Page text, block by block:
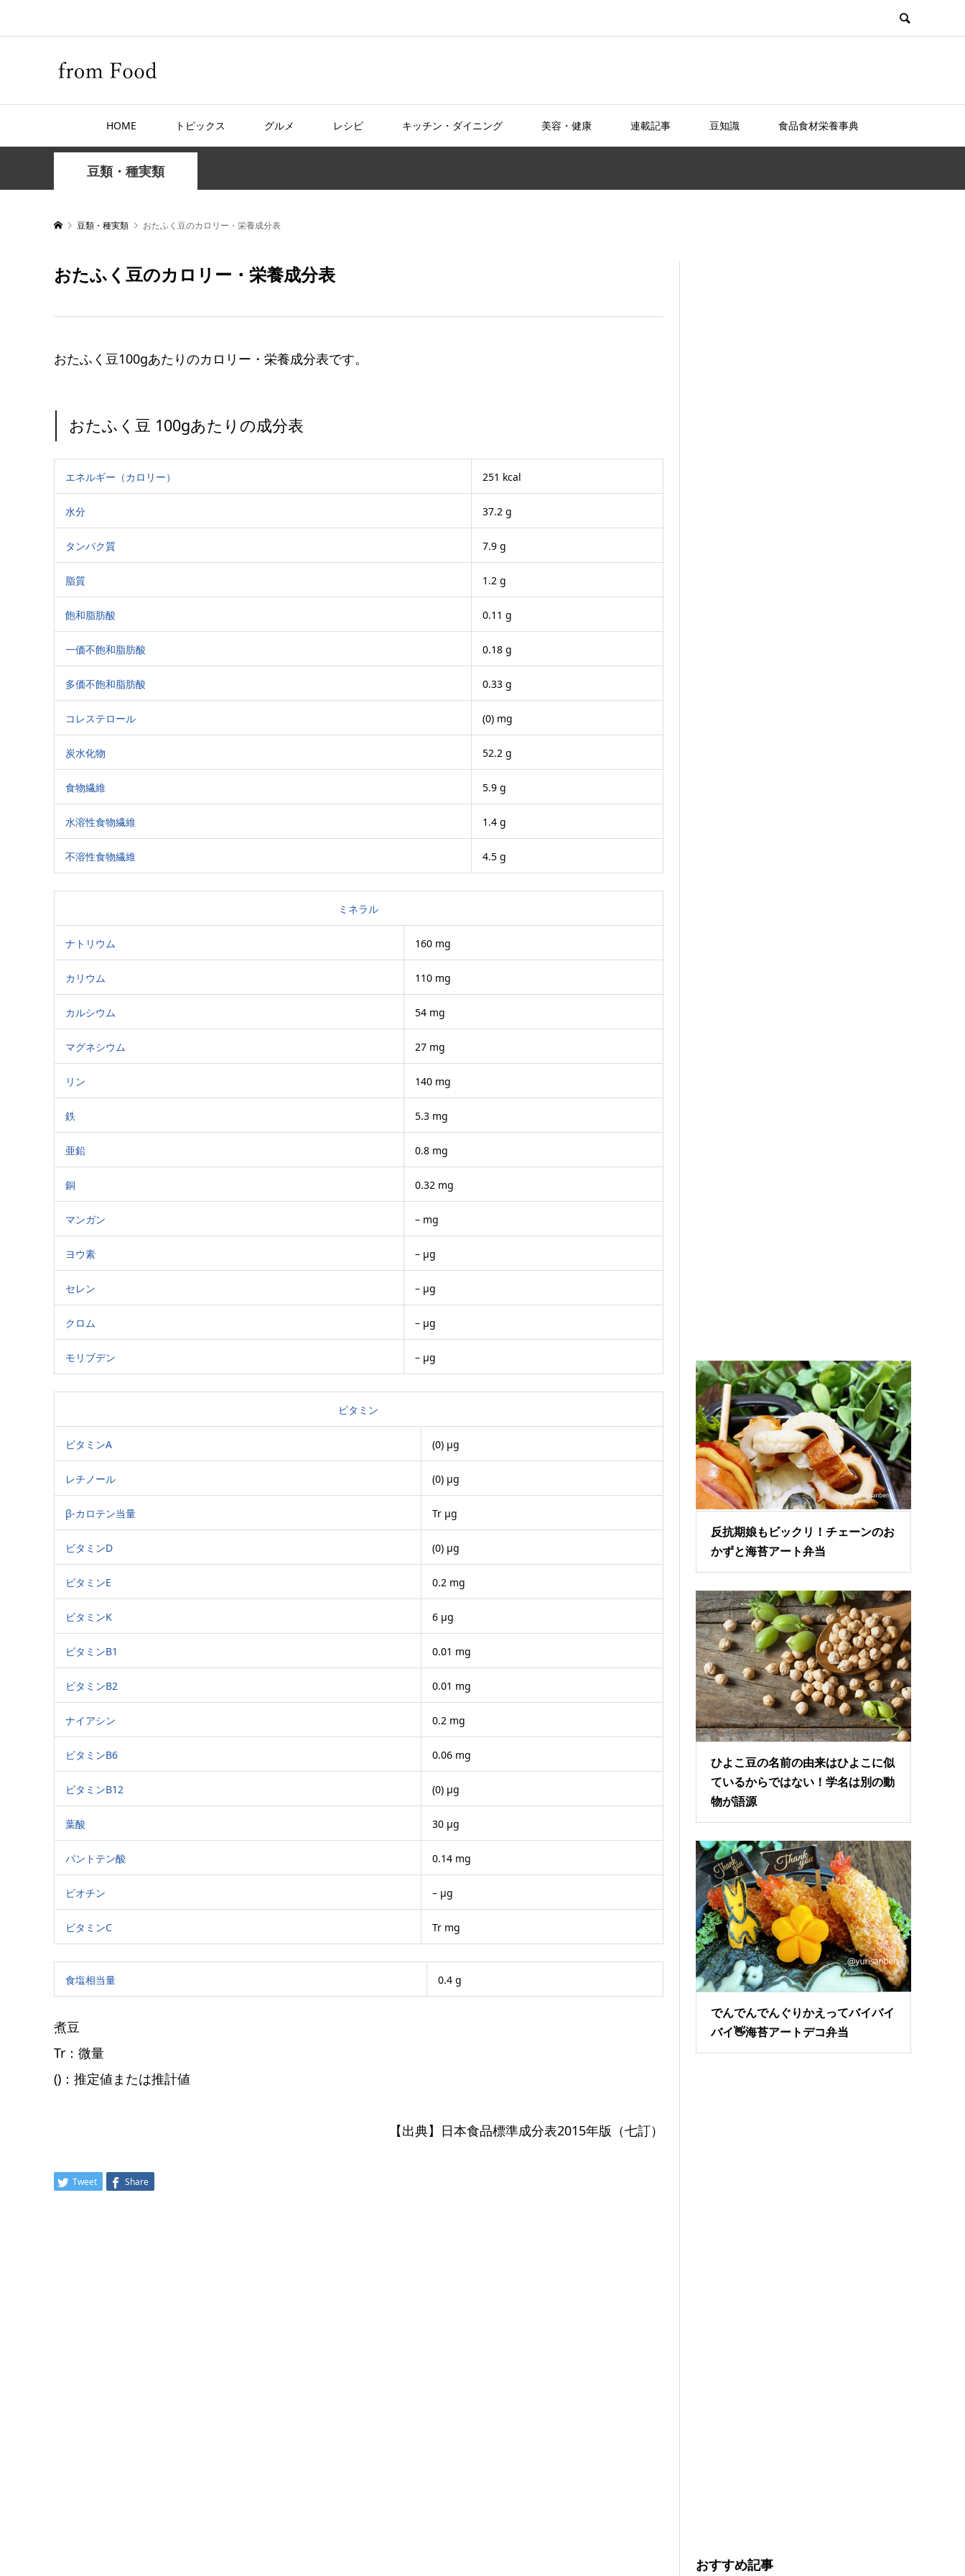
HOME トピックス グルメ レシピ キッチン・ダイニング 美容・健康 連載記事 豆知識 食品食材栄養事典
豆類・種実類
豆類・種実類 おたふく豆のカロリー・栄養成分表
おたふく豆のカロリー・栄養成分表
おたふく豆100gあたりのカロリー・栄養成分表です。
おたふく豆 100gあたりの成分表
エネルギー（カロリー） 251 kcal
水分 37.2 g
タンパク質 7.9 g
脂質 1.2 g
飽和脂肪酸 0.11 g
一価不飽和脂肪酸 0.18 g
多価不飽和脂肪酸 0.33 g
コレステロール (0) mg
炭水化物 52.2 g
食物繊維 5.9 g
水溶性食物繊維 1.4 g
不溶性食物繊維 4.5 g
ミネラル
ナトリウム 160 mg
カリウム 110 mg
カルシウム 54 mg
マグネシウム 27 mg
リン 140 mg
鉄 5.3 mg
亜鉛 0.8 mg
銅 0.32 mg
マンガン – mg
ヨウ素 – μg
セレン – μg
クロム – μg
モリブデン – μg
ビタミン
ビタミンA (0) μg
レチノール (0) μg
β-カロテン当量 Tr μg
ビタミンD (0) μg
ビタミンE 0.2 mg
ビタミンK 6 μg
ビタミンB1 0.01 mg
ビタミンB2 0.01 mg
ナイアシン 0.2 mg
ビタミンB6 0.06 mg
ビタミンB12 (0) μg
葉酸 30 μg
パントテン酸 0.14 mg
ビオチン – μg
ビタミンC Tr mg
食塩相当量 0.4 g
煮豆
Tr：微量
()：推定値または推計値
【出典】日本食品標準成分表2015年版（七訂）
Tweet Share
反抗期娘もビックリ！チェーンのお
かずと海苔アート弁当
ひよこ豆の名前の由来はひよこに似
ているからではない！学名は別の動
物が語源
でんでんでんぐりかえってバイバイ
バイ👋海苔アートデコ弁当
おすすめ記事